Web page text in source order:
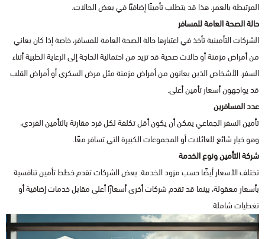
المرتبطة بالعمر. هذا قد يتطلب تأمينًا إضافيًا في بعض الحالات.
حالة الصحة العامة للمسافر
الشركات التأمينية تأخذ في اعتبارها حالة الصحة العامة للمسافر، خاصة إذا كان يعاني
من أمراض مزمنة أو حالات صحية قد تزيد من احتمالية الحاجة إلى الرعاية الطبية أثناء
السفر. الأشخاص الذين يعانون من أمراض مزمنة مثل مرض السكري أو أمراض القلب
قد يواجهون أسعار تأمين أعلى.
عدد المسافرين
تأمين السفر الجماعي يمكن أن يكون أقل تكلفة لكل فرد مقارنة بالتأمين الفردي،
وهو خيار شائع للعائلات أو المجموعات الكبيرة التي تسافر معًا.
شركة التأمين ونوع الخدمة
تختلف الأسعار أيضًا حسب مزود الخدمة. بعض الشركات تقدم خطط تأمين تنافسية
بأسعار معقولة، بينما قد تقدم شركات أخرى أسعارًا أعلى مقابل خدمات إضافية أو
تغطيات شاملة.